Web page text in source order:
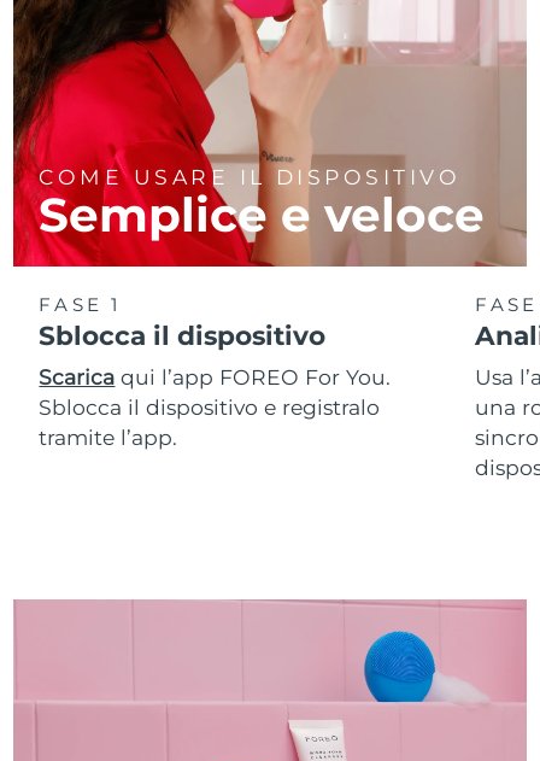
COME USARE IL DISPOSITIVO
Semplice e veloce
FASE 1
Sblocca il dispositivo
Scarica qui l’app FOREO For You.
Sblocca il dispositivo e registralo
tramite l’app.
Usa
una